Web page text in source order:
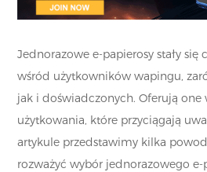
Jednorazowe e-papierosy stały się
wśród użytkowników wapingu,
jak i doświadczonych. Oferują one
użytkowania, które przyciągają
artykule przedstawimy kilka
rozważyć wybór jednorazowego e-